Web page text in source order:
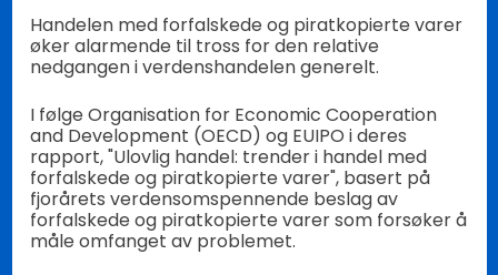
Handelen med forfalskede og piratkopierte varer
øker alarmende til tross for den relative
nedgangen i verdenshandelen generelt.
I følge Organisation for Economic Cooperation
and Development (OECD) og EUIPO i deres
rapport, "Ulovlig handel: trender i handel med
forfalskede og piratkopierte varer", basert på
fjorårets verdensomspennende beslag av
forfalskede og piratkopierte varer som forsøker å
måle omfanget av problemet.